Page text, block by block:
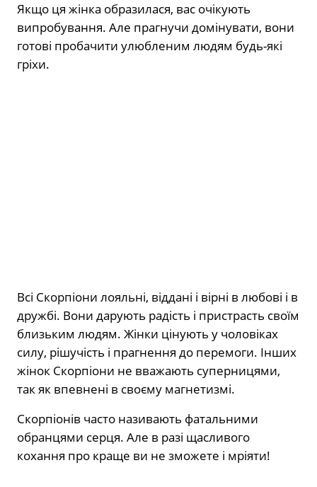
Якщо ця жінка образилася, вас очікують
випробування. Але прагнучи домінувати, вони
готові пробачити улюбленим людям будь-які
гріхи.
Всі Скорпіони лояльні, віддані і вірні в любові і в
дружбі. Вони дарують радість і пристрасть своїм
близьким людям. Жінки цінують у чоловіках
силу, рішучість і прагнення до перемоги. Інших
жінок Скорпіони не вважають суперницями,
так як впевнені в своєму магнетизмі.
Скорпіонів часто називають фатальними
обранцями серця. Але в разі щасливого
кохання про краще ви не зможете і мріяти!